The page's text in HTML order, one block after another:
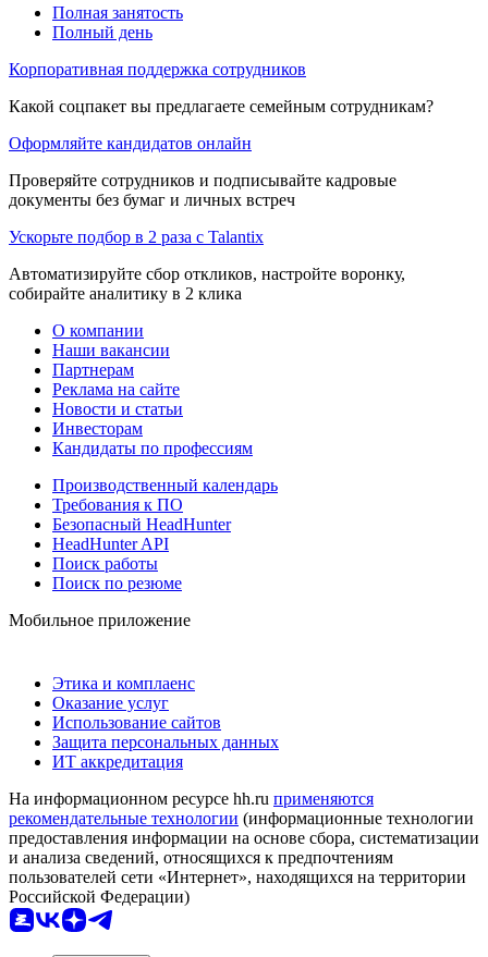
Полная занятость
Полный день
Корпоративная поддержка сотрудников
Какой соцпакет вы предлагаете семейным сотрудникам?
Оформляйте кандидатов онлайн
Проверяйте сотрудников и подписывайте кадровые
документы без бумаг и личных встреч
Ускорьте подбор в 2 раза с Talantix
Автоматизируйте сбор откликов, настройте воронку,
собирайте аналитику в 2 клика
О компании
Наши вакансии
Партнерам
Реклама на сайте
Новости и статьи
Инвесторам
Кандидаты по профессиям
Производственный календарь
Требования к ПО
Безопасный HeadHunter
HeadHunter API
Поиск работы
Поиск по резюме
Мобильное приложение
Этика и комплаенс
Оказание услуг
Использование сайтов
Защита персональных данных
ИТ аккредитация
На информационном ресурсе hh.ru применяются
рекомендательные технологии (информационные технологии
предоставления информации на основе сбора, систематизации
и анализа сведений, относящихся к предпочтениям
пользователей сети «Интернет», находящихся на территории
Российской Федерации)